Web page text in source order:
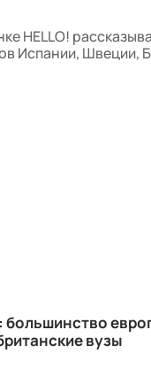
HELLO!
Испании, Швеции,
вузы